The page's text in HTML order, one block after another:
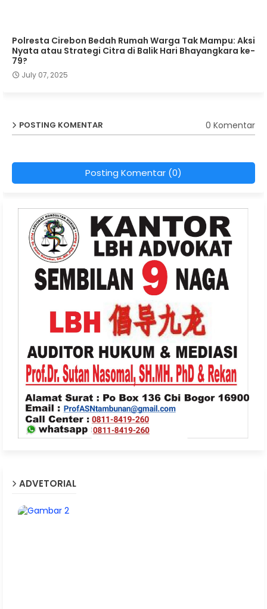
Polresta Cirebon Bedah Rumah Warga Tak Mampu: Aksi
Nyata atau Strategi Citra di Balik Hari Bhayangkara ke-
79?
July 07, 2025
POSTING KOMENTAR 0 Komentar
Posting Komentar (0)
ADVETORIAL